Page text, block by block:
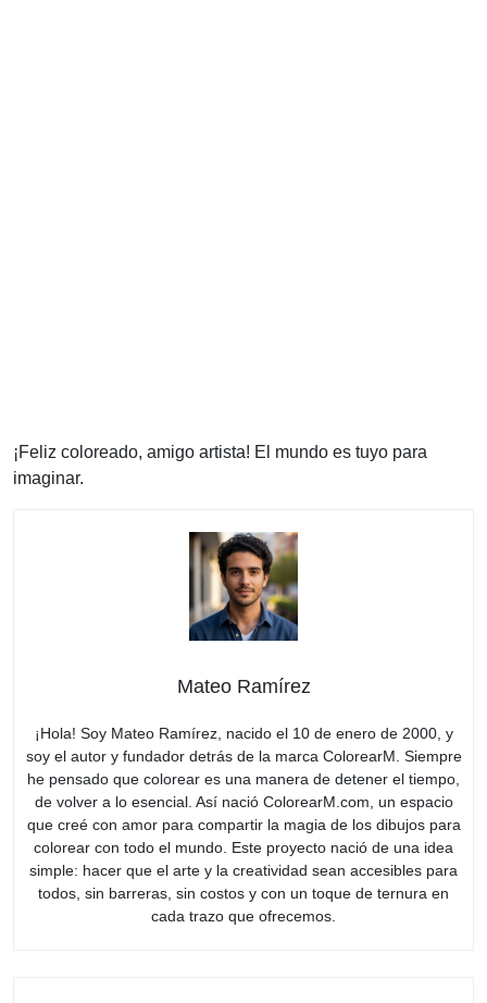
¡Feliz coloreado, amigo artista! El mundo es tuyo para
imaginar.
Mateo Ramírez
¡Hola! Soy Mateo Ramírez, nacido el 10 de enero de 2000, y
soy el autor y fundador detrás de la marca ColorearM. Siempre
he pensado que colorear es una manera de detener el tiempo,
de volver a lo esencial. Así nació ColorearM.com, un espacio
que creé con amor para compartir la magia de los dibujos para
colorear con todo el mundo. Este proyecto nació de una idea
simple: hacer que el arte y la creatividad sean accesibles para
todos, sin barreras, sin costos y con un toque de ternura en
cada trazo que ofrecemos.